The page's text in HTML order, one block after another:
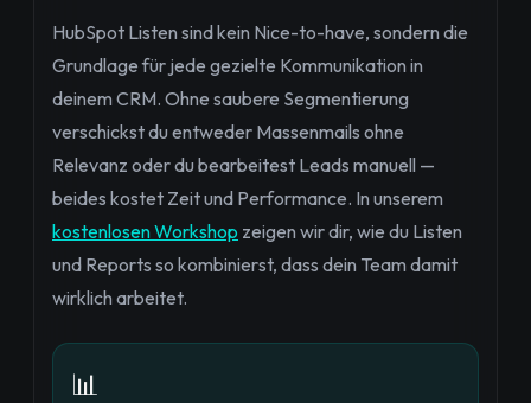
HubSpot Listen sind kein Nice-to-have, sondern die
Grundlage für jede gezielte Kommunikation in
deinem CRM. Ohne saubere Segmentierung
verschickst du entweder Massenmails ohne
Relevanz oder du bearbeitest Leads manuell —
beides kostet Zeit und Performance. In unserem
kostenlosen Workshop zeigen wir dir, wie du Listen
und Reports so kombinierst, dass dein Team damit
wirklich arbeitet.
📊